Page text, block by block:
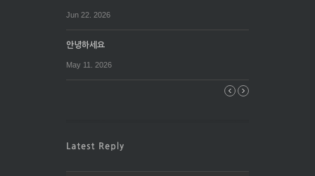
Jun 22. 2026
안녕하세요
May 11. 2026